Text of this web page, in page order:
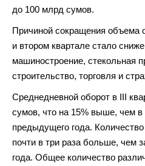
до 100 млрд сумов.
Причиной сокращения объема
и втором квартале стало
машиностроение, стекольная
строительство, торговля и
Среднедневной оборот в III
сумов, что на 15% выше, чем в
предыдущего года.
почти в три раза больше, чем
года. Общее количество